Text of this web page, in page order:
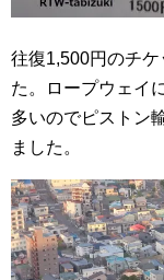
往復1,500円のチ
た。ロープウェイ
多いのでピストン
ました。